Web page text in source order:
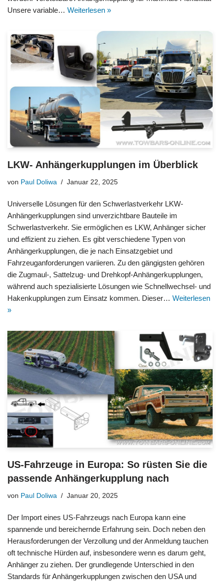
Unsere variable… Weiterlesen »
LKW- Anhängerkupplungen im Überblick
von Paul Doliwa Januar 22, 2025
Universelle Lösungen für den Schwerlastverkehr LKW-
Anhängerkupplungen sind unverzichtbare Bauteile im
Schwerlastverkehr. Sie ermöglichen es LKW, Anhänger sicher
und effizient zu ziehen. Es gibt verschiedene Typen von
Anhängerkupplungen, die je nach Einsatzgebiet und
Fahrzeuganforderungen variieren. Zu den gängigsten gehören
die Zugmaul-, Sattelzug- und Drehkopf-Anhängerkupplungen,
während auch spezialisierte Lösungen wie Schnellwechsel- und
Hakenkupplungen zum Einsatz kommen. Dieser… Weiterlesen
»
US-Fahrzeuge in Europa: So rüsten Sie die
passende Anhängerkupplung nach
von Paul Doliwa Januar 20, 2025
Der Import eines US-Fahrzeugs nach Europa kann eine
spannende und bereichernde Erfahrung sein. Doch neben den
Herausforderungen der Verzollung und der Anmeldung tauchen
oft technische Hürden auf, insbesondere wenn es darum geht,
Anhänger zu ziehen. Der grundlegende Unterschied in den
Standards für Anhängerkupplungen zwischen den USA und